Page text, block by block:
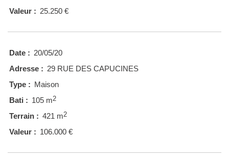
Valeur : 25.250 €
Date : 20/05/20
Adresse : 29 RUE DES CAPUCINES
Type : Maison
Bati : 105 m2
Terrain : 421 m2
Valeur : 106.000 €